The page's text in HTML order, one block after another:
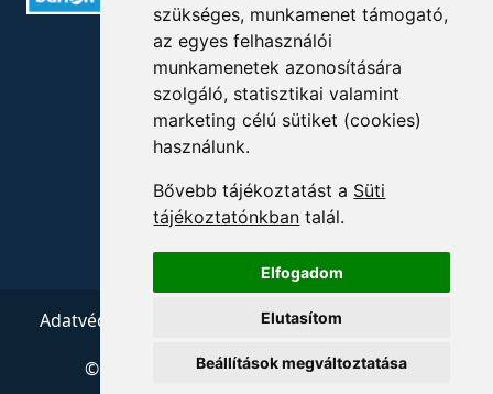
szükséges, munkamenet támogató,
az egyes felhasználói
munkamenetek azonosítására
szolgáló, statisztikai valamint
marketing célú sütiket (cookies)
használunk.
Bővebb tájékoztatást a Süti
tájékoztatónkban talál.
Elfogadom
Elutasítom
Beállítások megváltoztatása
ELÉRHETŐSÉGEK
+36 1 880 7600
info@mprx.hu
Adatvédelem Impresszum
© 2026 Copyright:Menedzserpraxis.hu